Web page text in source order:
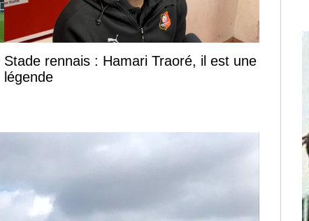
Stade rennais : Hamari Traoré, il est une
légende